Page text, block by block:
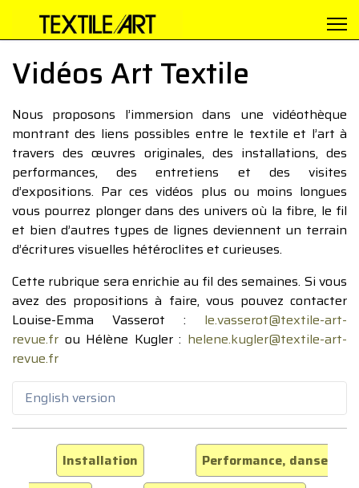
Vidéos Art Textile
Nous proposons l’immersion dans une vidéothèque
montrant des liens possibles entre le textile et l’art à
travers des œuvres originales, des installations, des
performances, des entretiens et des visites
d’expositions. Par ces vidéos plus ou moins longues
vous pourrez plonger dans des univers où la fibre, le fil
et bien d’autres types de lignes deviennent un terrain
d’écritures visuelles hétéroclites et curieuses.
Cette rubrique sera enrichie au fil des semaines. Si vous
avez des propositions à faire, vous pouvez contacter
Louise-Emma Vasserot : le.vasserot@textile-art-
revue.fr ou Hélène Kugler : helene.kugler@textile-art-
revue.fr
English version
Installation
Performance, danse